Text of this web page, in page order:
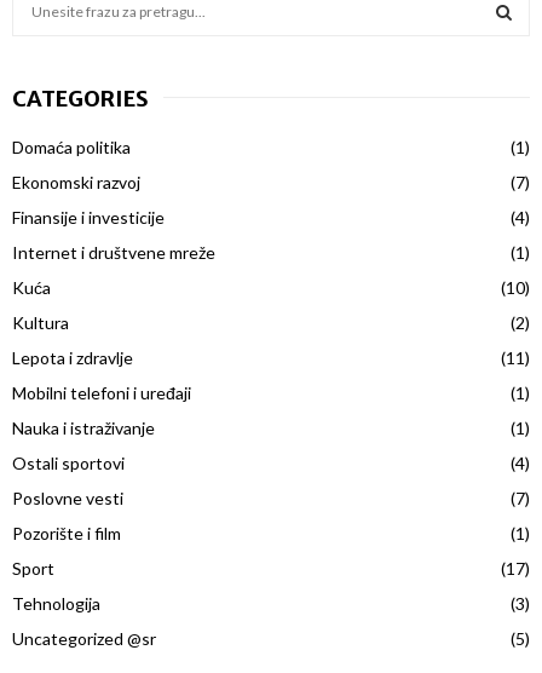
c
f
o
:
H
CATEGORIES
Domaća politika
(1)
Ekonomski razvoj
(7)
Finansije i investicije
(4)
Internet i društvene mreže
(1)
Kuća
(10)
Kultura
(2)
Lepota i zdravlje
(11)
Mobilni telefoni i uređaji
(1)
Nauka i istraživanje
(1)
Ostali sportovi
(4)
Poslovne vesti
(7)
Pozorište i film
(1)
Sport
(17)
Tehnologija
(3)
Uncategorized @sr
(5)